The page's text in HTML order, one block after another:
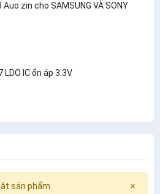
Auo zin cho SAMSUNG VÀ SONY
LDO IC ổn áp 3.3V
×
sản phẩm